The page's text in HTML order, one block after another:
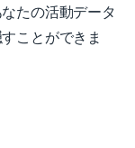
たの活動データ
ことができま